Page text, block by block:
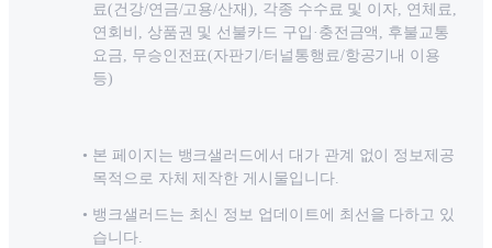
료(건강/연금/고용/산재), 각종 수수료 및 이자, 연체료,
연회비, 상품권 및 선불카드 구입·충전금액, 후불교통
요금, 무승인전표(자판기/터널통행료/항공기내 이용
등)
본 페이지는 뱅크샐러드에서 대가 관계 없이 정보제공
목적으로 자체 제작한 게시물입니다.
뱅크샐러드는 최신 정보 업데이트에 최선을 다하고 있
습니다.